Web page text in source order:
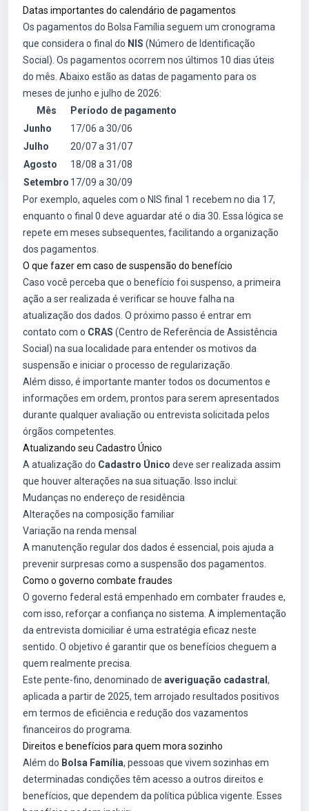
Datas importantes do calendário de pagamentos
Os pagamentos do Bolsa Família seguem um cronograma
que considera o final do NIS (Número de Identificação
Social). Os pagamentos ocorrem nos últimos 10 dias úteis
do mês. Abaixo estão as datas de pagamento para os
meses de junho e julho de 2026:
Mês
Período de pagamento
Junho
17/06 a 30/06
Julho
20/07 a 31/07
Agosto
18/08 a 31/08
Setembro 17/09 a 30/09
Por exemplo, aqueles com o NIS final 1 recebem no dia 17,
enquanto o final 0 deve aguardar até o dia 30. Essa lógica se
repete em meses subsequentes, facilitando a organização
dos pagamentos.
O que fazer em caso de suspensão do benefício
Caso você perceba que o benefício foi suspenso, a primeira
ação a ser realizada é verificar se houve falha na
atualização dos dados. O próximo passo é entrar em
contato com o CRAS (Centro de Referência de Assistência
Social) na sua localidade para entender os motivos da
suspensão e iniciar o processo de regularização.
Além disso, é importante manter todos os documentos e
informações em ordem, prontos para serem apresentados
durante qualquer avaliação ou entrevista solicitada pelos
órgãos competentes.
Atualizando seu Cadastro Único
A atualização do Cadastro Único deve ser realizada assim
que houver alterações na sua situação. Isso inclui:
Mudanças no endereço de residência
Alterações na composição familiar
Variação na renda mensal
A manutenção regular dos dados é essencial, pois ajuda a
prevenir surpresas como a suspensão dos pagamentos.
Como o governo combate fraudes
O governo federal está empenhado em combater fraudes e,
com isso, reforçar a confiança no sistema. A implementação
da entrevista domiciliar é uma estratégia eficaz neste
sentido. O objetivo é garantir que os benefícios cheguem a
quem realmente precisa.
Este pente-fino, denominado de averiguação cadastral ,
aplicada a partir de 2025, tem arrojado resultados positivos
em termos de eficiência e redução dos vazamentos
financeiros do programa.
Direitos e benefícios para quem mora sozinho
Além do Bolsa Família, pessoas que vivem sozinhas em
determinadas condições têm acesso a outros direitos e
benefícios, que dependem da política pública vigente. Esses